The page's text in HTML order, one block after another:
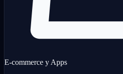
E-commerce y Apps